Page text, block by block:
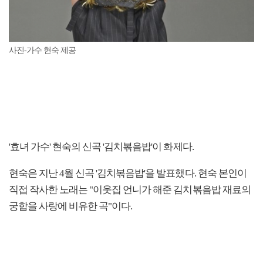
사진-가수 현숙 제공
'효녀 가수' 현숙의 신곡 '김치볶음밥'이 화제다.
현숙은 지난 4월 신곡 '김치볶음밥'을 발표했다. 현숙 본인이
직접 작사한 노래는 "이웃집 언니가 해준 김치볶음밥 재료의
궁합을 사랑에 비유한 곡"이다.